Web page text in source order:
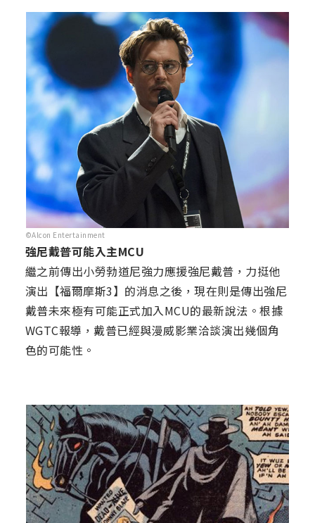
©Alcon Entertainment
強尼戴普可能入主MCU
繼之前傳出小勞勃道尼強力應援強尼戴普，力挺他
演出【福爾摩斯3】的消息之後，現在則是傳出強尼
戴普未來極有可能正式加入MCU的最新說法。根據
WGTC報導，戴普已經與漫威影業洽談演出幾個角
色的可能性。